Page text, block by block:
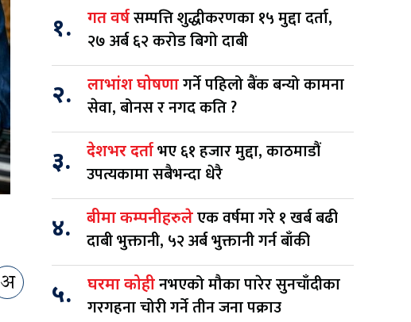
१. गत वर्षसम्पत्ति शुद्धीकरणका १५ मुद्दा दर्ता,
२७ अर्ब ६२ करोड बिगो दाबी
२. लाभांश घोषणागर्ने पहिलो बैंक बन्यो कामना
सेवा, बोनस र नगद कति ?
३. देशभर दर्ताभए ६१ हजार मुद्दा, काठमाडौं
उपत्यकामा सबैभन्दा धेरै
४. बीमा कम्पनीहरुलेएक वर्षमा गरे १ खर्ब बढी
दाबी भुक्तानी, ५२ अर्ब भुक्तानी गर्न बाँकी
५. घरमा कोहीनभएको मौका पारेर सुनचाँदीका
गरगहना चोरी गर्ने तीन जना पक्राउ